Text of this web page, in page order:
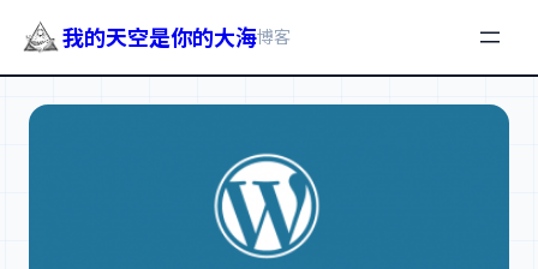
我的天空是你的大海博客